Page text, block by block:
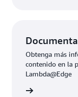
Obtenga más
contenido en la
Lambda@Edge